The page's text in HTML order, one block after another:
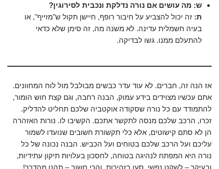
ש: מה עושים אם נורה נדלקת ונכבית לסירוגין?
ת: זה יכול להצביע על חיבור רופף, חיישן תקול ש"מזייף", או
בעיה חשמלית עדינה. לא משנה מה, זה סימן שלא כדאי
להתעלם ממנו. גשו לבדיקה.
אז הנה זה, חברים. לא עוד עדר כבשים מבולבל מול לוח המחוונים.
אתם עכשיו מצוידים בידע עמוק, הבנה רחבה, וגם קצת חוש הומור,
להתמודד עם כל נורה שסקודה אוקטביה שלכם תחליט להדליק.
זכרו, הרכב שלכם מנסה לתקשר אתכם. הקשיבו לו. נורות האזהרה
הן לא סתם קישוטים, אלא כלי תקשורת חשובים שנועדו לשמור
עליכם ועל הרכב שלכם בטוחים ועל הכביש. הבנה נכונה של כל
נורה היא המפתח לנהיגה בטוחה, לחסכון בעלויות תיקון עתידיות,
ובעיקר – לשקט נפשי. סעו בזהירות, והכי חשוב – תהנו מהדרך!